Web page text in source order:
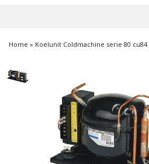
Home » Koelunit Coldmachine serie 80 cu84